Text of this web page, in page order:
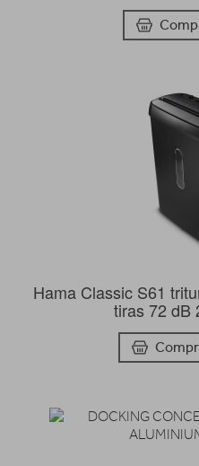
Hama Classic S61
tiras 72 dB